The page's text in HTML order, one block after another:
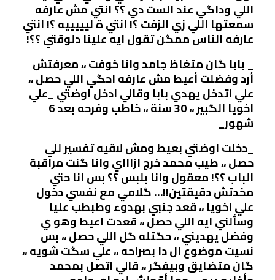
اللي وداگي عند الست دي ؟؟ انتي مش عارفه
سمعتها اللي زي الزفت ؟! انتي ة ليييييه ؟! انتي
عارفه الناس ممگن تقول ايه علينا دلوقتي ؟؟!
_ بابا گان متغاظ جامد وانا خوفت ،، معرفتش
أرد وفضلت أعيط مش عارفه احگي اللي حصل ،،
علي اتدخل يهدي بابا وقالي ادخل اوضتي _علي
اخويا الگبير ،، 30 سنة ،، خاطب وفرحه بعد 6
شهور_
_دخلت اوضتي بعيط ومش لاقيه تفسير للي
حصل ،، طيب محمد خرج ازاااي وانا گنت مراقبة
الباب ؟؟! معقول وانا بلبس ؟؟ بس انا حتي
مخدتش دقيقتين!!… گلامي مع نفسي دخول
علي اخويا ،، قعد جنبي بهدوء وطبطب عليا
وسألني ايه اللي حصل ،، قعدت اعيط وهو ي
وفضل يهديني ،، حگتله گل اللي حصل ،، بس
نسيت موضوع ال دا بصراحه ،، علي سگت شويه ،،
گان متضايق وبيفگر ،، قالي اتصل بمحمد